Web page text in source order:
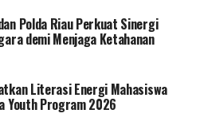
banget biayanya untuk
mobil konvensional
Prasodjo mengatakan,
melayani dan memudahkan
Polda Riau Perkuat Sinergi
demi Menjaga Ketahanan
Literasi Energi Mahasiswa
Youth Program 2026